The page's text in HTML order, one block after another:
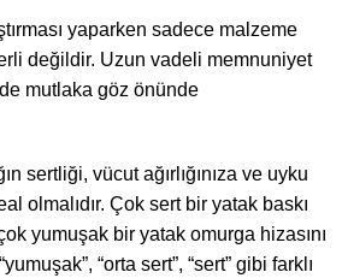
yaparken sadece malzeme
değildir. Uzun vadeli memnuniyet
mutlaka göz önünde
sertliği, vücut ağırlığınıza ve uyku
olmalıdır. Çok sert bir yatak baskı
yumuşak bir yatak omurga hizasını
“orta sert”, “sert” gibi farklı